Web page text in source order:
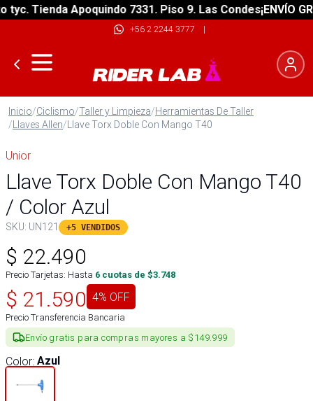
Tienda Apoquindo 7331. Piso 9. Las Condes¡ENVÍO
+56 2 2244 3777 |
Inicio/Ciclismo/Taller y Limpieza/Herramientas De Taller
/Llaves Allen/Llave Torx Doble Con Mango T40
Unior
Llave Torx Doble Con Mango T40
/ Color Azul
SKU: UN121 +5 VENDIDOS
$ 22.490
Precio Tarjetas: Hasta 6 cuotas de $3.748
$ 21.590 4% OFF
Precio Transferencia Bancaria
Envío gratis para compras mayores a $149.999
Color: Azul